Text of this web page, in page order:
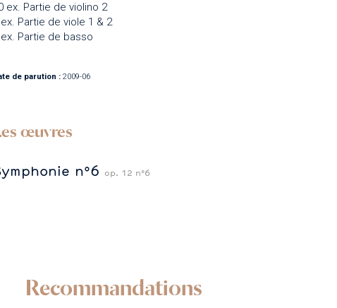
ex. Partie de violino 2
Partie de viole 1 & 2
Partie de basso
de parution : 2009-06
œuvres
n°6 op. 12 n°6
Recommandations